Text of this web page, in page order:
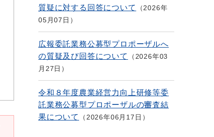
質疑に対する回答について
2026年
05月07日
広報委託業務公募型プロポーザルへ
の質疑及び回答について
2026年03
月27日
令和８年度農業経営力向上研修等委
託業務公募型プロポーザルの審査結
果について
2026年06月17日